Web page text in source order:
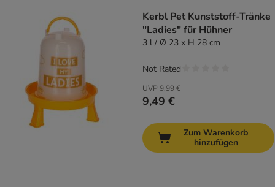
Kerbl Pet Kunststoff-Tränke
"Ladies" für Hühner
3 l / Ø 23 x H 28 cm
UVP 9,99 €
9,49 €
Not Rated
Zum Warenkorb
hinzufügen